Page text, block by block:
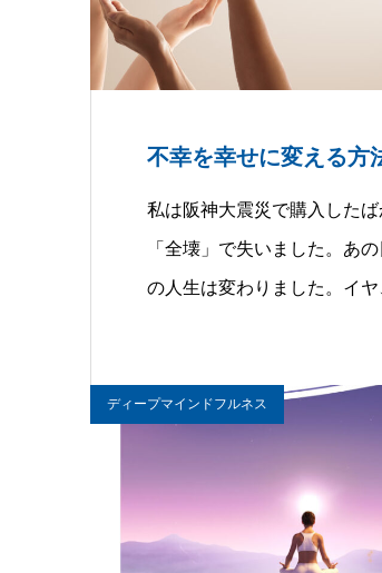
不幸を幸せに変える方
私は阪神大震災で購入した
「全壊」で失いました。あ
の人生は変わりました。イ
ディープマインドフルネス